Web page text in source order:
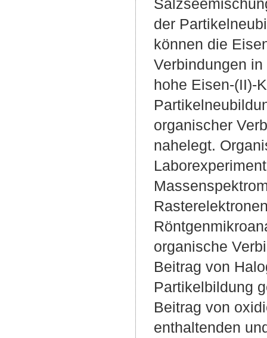
der
können die
Verbindungen
hohe Eisen-(II)-
organischer
nahelegt.
organische
Beitrag von
Partikelbildung
Beitrag von
enthaltenden